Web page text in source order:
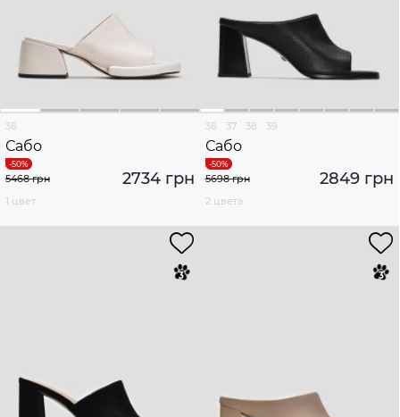
36
Сабо
2734 грн
5468 грн
1 цвет
36 37 38 39
Сабо
2849 грн
5698 грн
2 цвета